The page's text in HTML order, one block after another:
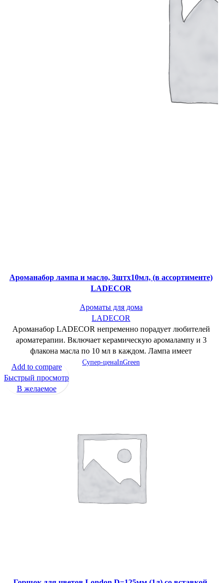
Ароманабор лампа и масло, 3штx10мл, (в ассортименте)
LADECOR
Ароматы для дома
LADECOR
Ароманабор LADECOR непременно порадует любителей
ароматерапии. Включает керамическую аромалампу и 3
флакона масла по 10 мл в каждом. Лампа имеет
Супер-ценаInGreen
Add to compare
Быстрый просмотр
В желаемое